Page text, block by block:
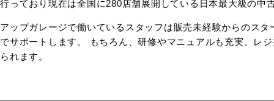
行っており現在は全国に280店舗展開している日本最大級の中
アップガレージで働いているスタッフは販売未経験からのス
でサポートします。 もちろん、研修やマニュアルも充実。レ
られます。